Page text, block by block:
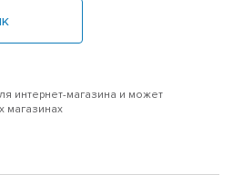
интернет-магазина и может
магазинах